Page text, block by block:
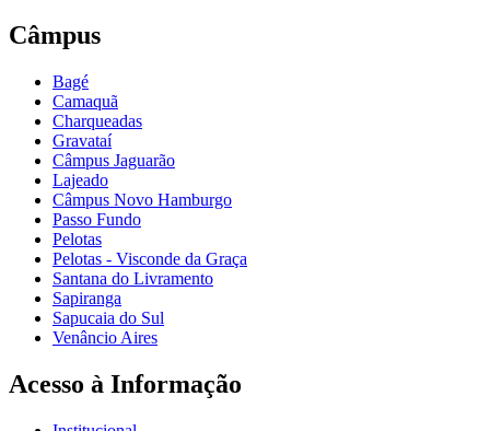
Câmpus
Bagé
Camaquã
Charqueadas
Gravataí
Câmpus Jaguarão
Lajeado
Câmpus Novo Hamburgo
Passo Fundo
Pelotas
Pelotas - Visconde da Graça
Santana do Livramento
Sapiranga
Sapucaia do Sul
Venâncio Aires
Acesso à Informação